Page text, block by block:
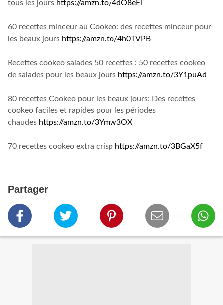
tous les jours https://amzn.to/4dO8eEl
60 recettes minceur au Cookeo: des recettes minceur pour
les beaux jours https://amzn.to/4h0TVPB
Recettes cookeo salades 50 recettes : 50 recettes cookeo
de salades pour les beaux jours https://amzn.to/3Y1puAd
80 recettes Cookeo pour les beaux jours: Des recettes
cookeo faciles et rapides pour les périodes
chaudes https://amzn.to/3Ymw3OX
70 recettes cookeo extra crisp https://amzn.to/3BGaX5f
Partager